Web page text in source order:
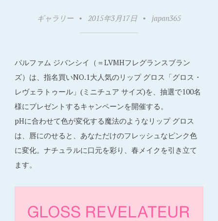
ギャラリー • 2015年3月17日 • japan365
パルファム ジバンシイ（＝LVMHフレグランスブラン
ズ）は、指名買いNO.1大人気のリップ グロス「グロス・
レヴェラトゥール」(ミニチュア サイズ)を、抽選で100名
様にプレゼントするキャンペーンを開催する。
pHに合わせて色が変化する魔法のようなリップ グロス
は、唇にのせると、あなただけのフレッシュなピンク色
に変化。ナチュラルに口元を彩り、春メイクを引き立て
ます。